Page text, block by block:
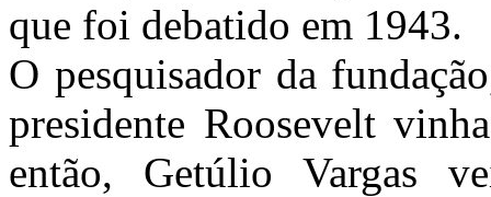
que foi debatido em 1943.
O pesquisador da
presidente Roosevelt
então, Getúlio Vargas